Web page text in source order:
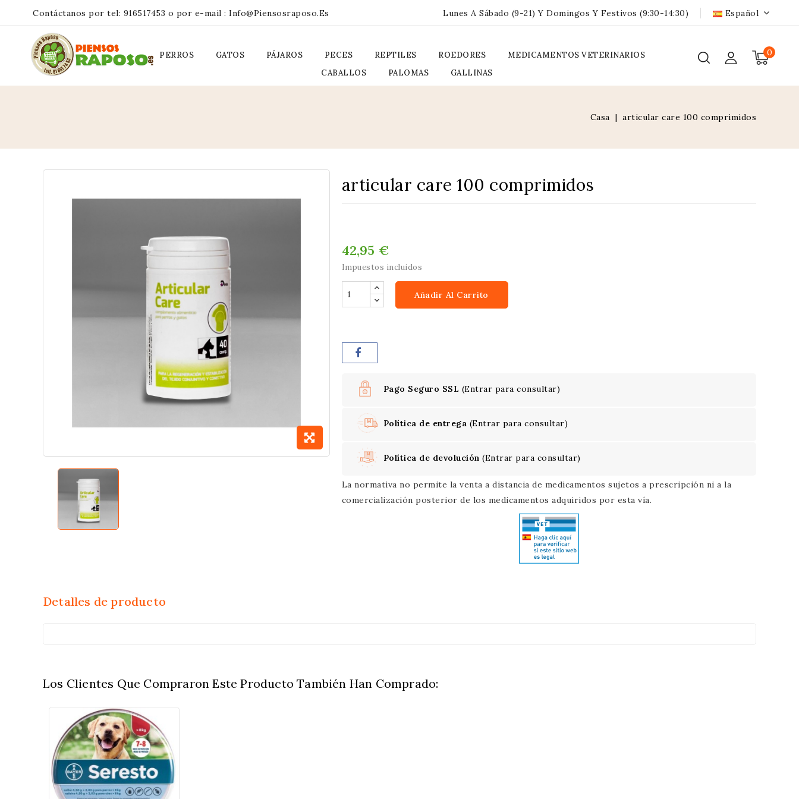
Contáctanos por tel: 916517453 o por e-mail : Info@piensosraposo.es Lunes A Sábado (9-21) Y Domingos Y Festivos (9:30-14:30) Español
0
PERROS GATOS PÁJAROS PECES REPTILES ROEDORES
MEDICAMENTOS VETERINARIOS
CABALLOS
PALOMAS GALLINAS
Casa articular care 100 comprimidos
articular care 100 comprimidos
42,95 €
Impuestos incluidos
Añadir Al Carrito
Pago Seguro SSL (Entrar para consultar)
Política de entrega (Entrar para consultar)
Política de devolución (Entrar para consultar)
La normativa no permite la venta a distancia de medicamentos sujetos a prescripción ni a la
comercialización posterior de los medicamentos adquiridos por esta vía.
Detalles de producto
Los Clientes Que Compraron Este Producto También Han Comprado: